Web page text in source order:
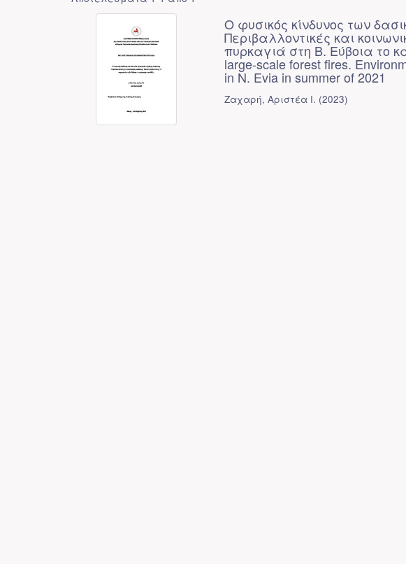
Ο φυσικός κίνδυνος των
Περιβαλλοντικές και
πυρκαγιά στη Β. Εύβοια το
large-scale forest fires.
in N. Evia in summer of 2021
Ζαχαρή, Αριστέα Ι. (2023)